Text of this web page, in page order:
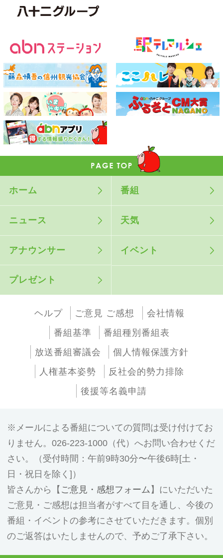
ホーム 番組
ニュース 天気
アナウンサー イベント
プレゼント
ヘルプ ご意見 ご感想
会社情報
番組基準
番組種別番組表
放送番組審議会
個人情報保護方針
人権基本姿勢
反社会的勢力排除
後援等名義申請
メールによる番組についての質問は受け付けてお
りません。026-223-1000（代）へお問い合わせくだ
さい。（受付時間：午前9時30分〜午後6時[土・
日・祝日を除く]）
皆さんから【 ご意見・感想フォーム 】にいただいた
ご意見・ご感想は担当者がすべて目を通し、今後の
番組・イベントの参考にさせていただきます。個別
のご返答はいたしませんので、予めご了承下さい。